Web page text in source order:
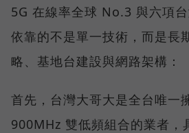
5G 在線率全球 No.3 與六項
依靠的不是單一技術，而是長
略、基地台建設與網路架構：
首先，台灣大哥大是全台唯一
900MHz 雙低頻組合的業者，